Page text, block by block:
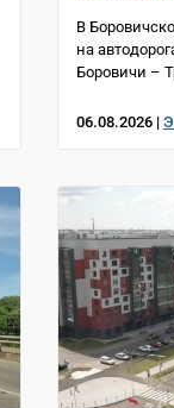
В
на
Боровичи –
06.08.2026 |